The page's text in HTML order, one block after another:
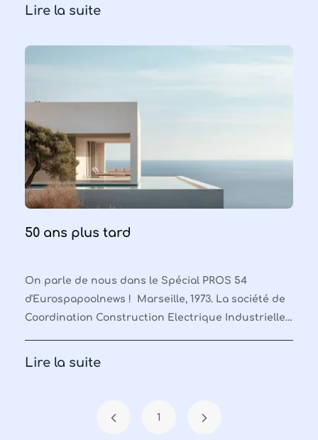
Lire la suite
50 ans plus tard
On parle de nous dans le Spécial PROS 54
d'Eurospapoolnews ! Marseille, 1973. La société de
Coordination Construction Electrique Industrielle,
Lire la suite
1